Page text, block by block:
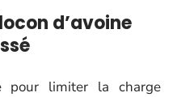
d’avoine
pour limiter la charge